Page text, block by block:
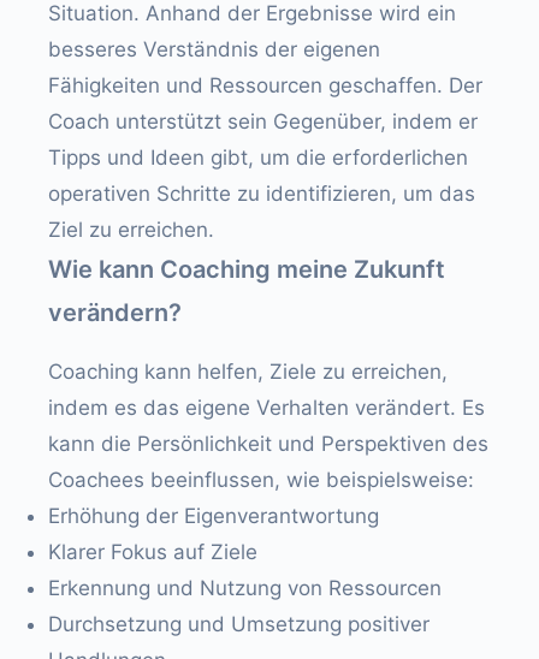
Situation. Anhand der Ergebnisse wird ein
besseres Verständnis der eigenen
Fähigkeiten und Ressourcen geschaffen. Der
Coach unterstützt sein Gegenüber, indem er
Tipps und Ideen gibt, um die erforderlichen
operativen Schritte zu identifizieren, um das
Ziel zu erreichen.
Wie kann Coaching meine Zukunft
verändern?
Coaching kann helfen, Ziele zu erreichen,
indem es das eigene Verhalten verändert. Es
kann die Persönlichkeit und Perspektiven des
Coachees beeinflussen, wie beispielsweise:
Erhöhung der Eigenverantwortung
Klarer Fokus auf Ziele
Erkennung und Nutzung von Ressourcen
Durchsetzung und Umsetzung positiver